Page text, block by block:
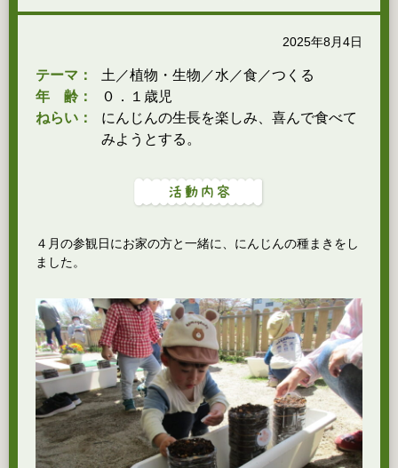
2025年8月4日
テーマ：
土／植物・生物／水／食／つくる
年 齢：
０．１歳児
ねらい：
にんじんの生長を楽しみ、喜んで食べて
みようとする。
４月の参観日にお家の方と一緒に、にんじんの種まきをし
ました。